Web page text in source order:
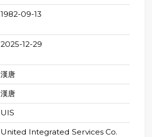
1982-09-13
2025-12-29
漢唐
漢唐
UIS
United Integrated Services Co.